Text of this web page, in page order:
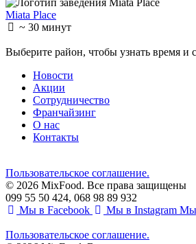
Miata Place
~ 30 минут
Выберите район, чтобы узнать время и
Новости
Акции
Сотрудничество
Франчайзинг
О нас
Контакты
Пользовательское соглашение.
© 2026 MixFood. Все права защищены
099 55 50 424, 068 98 89 932
Мы в Facebook
Мы в Instagram Мы
Пользовательское соглашение.